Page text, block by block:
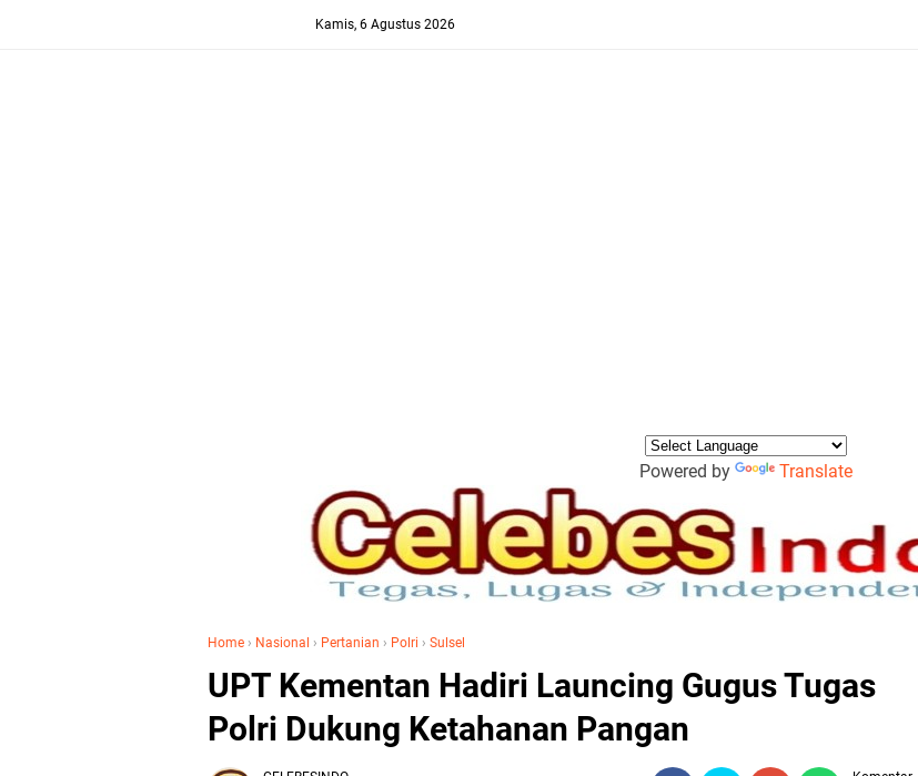
Kamis, 6 Agustus 2026
Powered by Translate
Home › Nasional › Pertanian › Polri › Sulsel
UPT Kementan Hadiri Launcing Gugus Tugas
Polri Dukung Ketahanan Pangan